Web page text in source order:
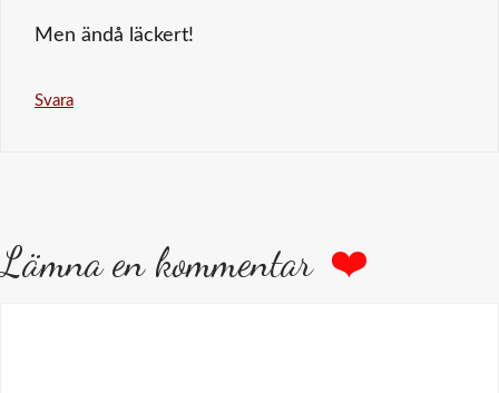
Men ändå läckert!
Svara
Lämna en kommentar